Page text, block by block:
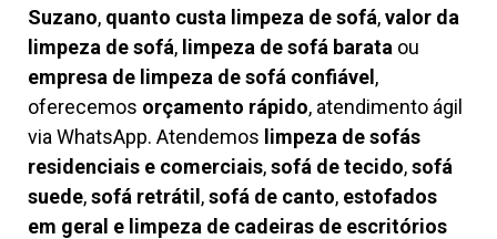
Suzano, quanto custa limpeza de sofá,valor da
limpeza de sofá, limpeza de sofá barata ou
empresa de limpeza de sofá confiável,
oferecemos orçamento rápido, atendimento ágil
via WhatsApp. Atendemos limpeza desofás
residenciais e comerciais,sofá de tecido,sofá
suede,sofá retrátil,sofá de canto, estofados
em geral e limpeza de cadeiras de escritórios